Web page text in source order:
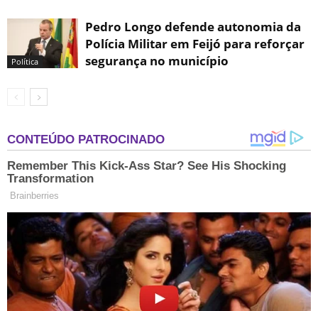
Política
Pedro Longo defende autonomia da
Polícia Militar em Feijó para reforçar
segurança no município